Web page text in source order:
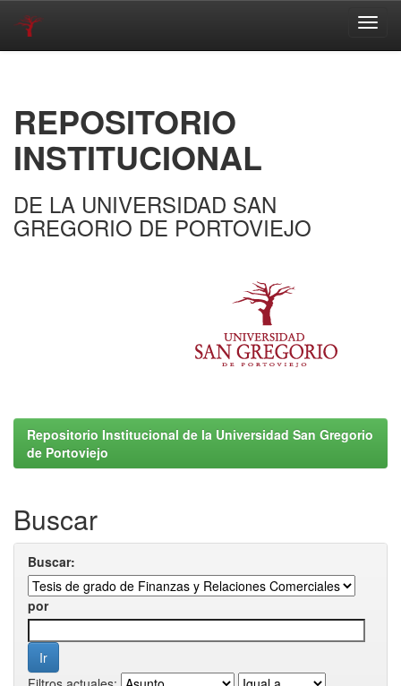
REPOSITORIO
INSTITUCIONAL
DE LA UNIVERSIDAD SAN
GREGORIO DE PORTOVIEJO
Repositorio Institucional de la Universidad San Gregorio
de Portoviejo
Buscar
Buscar:
por